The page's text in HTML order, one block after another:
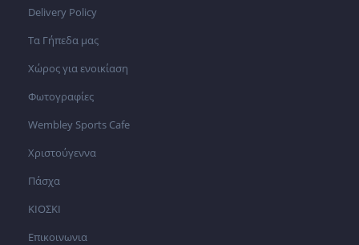
Delivery Policy
Τα Γήπεδα μας
Χώρος για ενοικίαση
Φωτογραφίες
Wembley Sports Cafe
Χριστούγεννα
Πάσχα
ΚΙΟΣΚΙ
Επικοινωνια